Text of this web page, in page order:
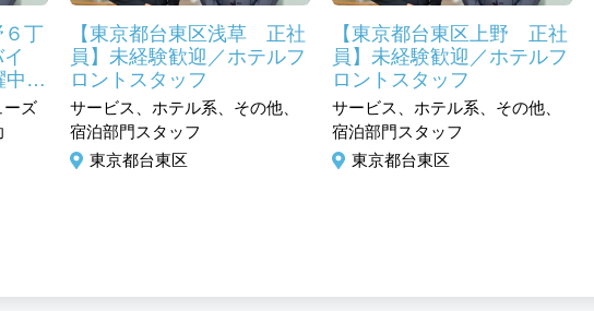
６丁
中
助
ーズ
【東京都台東区浅草 正社
員】未経験歓迎／ホテルフ
ロントスタッフ
サービス、ホテル系、その他、
宿泊部門スタッフ
東京都台東区
【東京都台東区上野 正社
員】未経験歓迎／ホテルフ
ロントスタッフ
サービス、ホテル系、その他、
宿泊部門スタッフ
東京都台東区